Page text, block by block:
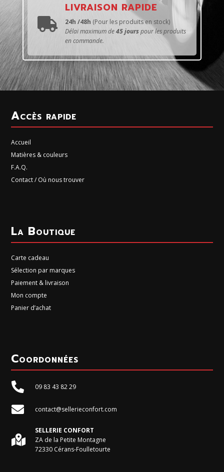

LIVRAISON RAPIDE
24h /48h (Pour les produits en stock)
Délai maximum de45 jourspour les produits
en commande.
Accès rapide
Accueil
Matières & couleurs
F.A.Q.
Contact / Où nous trouver
La Boutique
Carte cadeau
Sélection par marques
Paiement & livraison
Mon compte
Panier d’achat
Coordonnées
 09 83 43 82 29
 contact@sellerieconfort.com

SELLERIE CONFORT
ZA de la Petite Montagne
72330 Cérans-Foulletourte